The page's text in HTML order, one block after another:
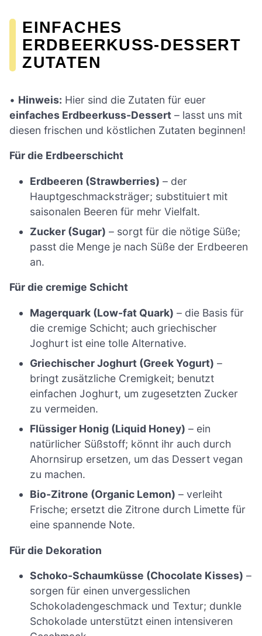
EINFACHES
ERDBEERKUSS-DESSERT
ZUTATEN
• Hinweis: Hier sind die Zutaten für euer
einfaches Erdbeerkuss-Dessert – lasst uns mit
diesen frischen und köstlichen Zutaten beginnen!
Für die Erdbeerschicht
Erdbeeren (Strawberries) – der
Hauptgeschmacksträger; substituiert mit
saisonalen Beeren für mehr Vielfalt.
Zucker (Sugar) – sorgt für die nötige Süße;
passt die Menge je nach Süße der Erdbeeren
an.
Für die cremige Schicht
Magerquark (Low-fat Quark) – die Basis für
die cremige Schicht; auch griechischer
Joghurt ist eine tolle Alternative.
Griechischer Joghurt (Greek Yogurt) –
bringt zusätzliche Cremigkeit; benutzt
einfachen Joghurt, um zugesetzten Zucker
zu vermeiden.
Flüssiger Honig (Liquid Honey) – ein
natürlicher Süßstoff; könnt ihr auch durch
Ahornsirup ersetzen, um das Dessert vegan
zu machen.
Bio-Zitrone (Organic Lemon) – verleiht
Frische; ersetzt die Zitrone durch Limette für
eine spannende Note.
Für die Dekoration
Schoko-Schaumküsse (Chocolate Kisses) –
sorgen für einen unvergesslichen
Schokoladengeschmack und Textur; dunkle
Schokolade unterstützt einen intensiveren